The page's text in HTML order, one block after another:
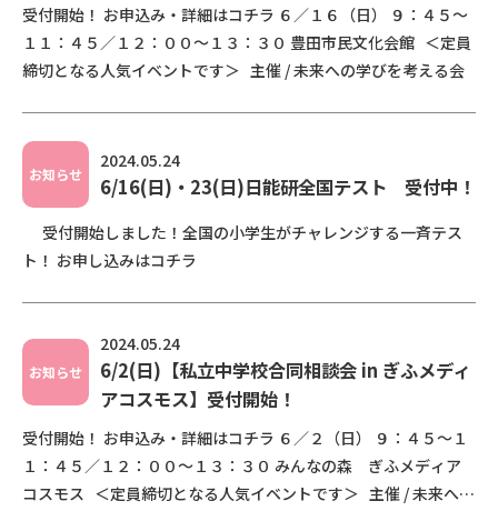
受付開始！ お申込み・詳細はコチラ ６／１６（日） ９：４５～
１１：４５／１２：００～１３：３０ 豊田市民文化会館 ＜定員
締切となる人気イベントです＞ 主催 / 未来への学びを考える会
お知らせ
2024.05.24
6/16(日)・23(日)日能研全国テスト 受付中！
受付開始しました！全国の小学生がチャレンジする一斉テス
ト！ お申し込みはコチラ
お知らせ
2024.05.24
6/2(日)【私立中学校合同相談会 in ぎふメディ
アコスモス】受付開始！
受付開始！ お申込み・詳細はコチラ ６／２（日） ９：４５～１
１：４５／１２：００～１３：３０ みんなの森 ぎふメディア
コスモス ＜定員締切となる人気イベントです＞ 主催 / 未来への